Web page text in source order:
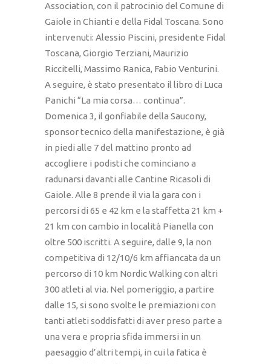
Association, con il patrocinio del Comune di
Gaiole in Chianti e della Fidal Toscana. Sono
intervenuti: Alessio Piscini, presidente Fidal
Toscana, Giorgio Terziani, Maurizio
Riccitelli, Massimo Ranica, Fabio Venturini.
A seguire, è stato presentato il libro di Luca
Panichi “La mia corsa… continua”.
Domenica 3, il gonfiabile della Saucony,
sponsor tecnico della manifestazione, è già
in piedi alle 7 del mattino pronto ad
accogliere i podisti che cominciano a
radunarsi davanti alle Cantine Ricasoli di
Gaiole. Alle 8 prende il via la gara con i
percorsi di 65 e 42 km e la staffetta 21 km +
21 km con cambio in località Pianella con
oltre 500 iscritti. A seguire, dalle 9, la non
competitiva di 12/10/6 km affiancata da un
percorso di 10 km Nordic Walking con altri
300 atleti al via. Nel pomeriggio, a partire
dalle 15, si sono svolte le premiazioni con
tanti atleti soddisfatti di aver preso parte a
una vera e propria sfida immersi in un
paesaggio d’altri tempi, in cui la fatica è